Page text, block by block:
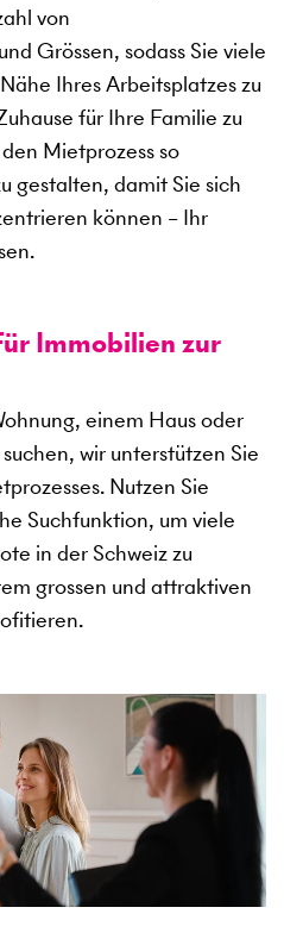
von
Grössen, sodass Sie viele
Ihres Arbeitsplatzes zu
für Ihre Familie zu
Mietprozess so
gestalten, damit Sie sich
können – Ihr
Immobilien zur
einem Haus oder
wir unterstützen Sie
Nutzen Sie
Suchfunktion, um viele
in der Schweiz zu
grossen und attraktiven